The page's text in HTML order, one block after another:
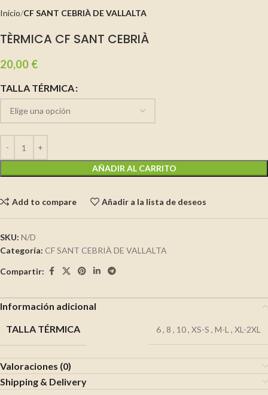
Inicio CF SANT CEBRIÀ DE VALLALTA
TÈRMICA CF SANT CEBRIÀ
20,00 €
TALLA TÉRMICA
AÑADIR AL CARRITO
Add to compare Añadir a la lista de deseos
SKU: N/D
Categoría: CF SANT CEBRIÀ DE VALLALTA
Compartir:
Información adicional
TALLA TÉRMICA
6, 8 , 10, XS-S , M-L , XL-2XL
Valoraciones (0)
Shipping & Delivery